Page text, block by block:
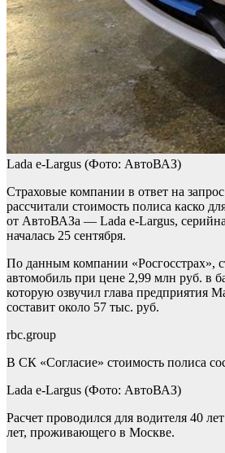
Lada e-Largus (Фото: АвтоВАЗ)
Страховые компании в ответ на
рассчитали стоимость полиса каско
от АвтоВАЗа — Lada e-Largus,
началась 25 сентября.
По данным компании «Росгосстрах»,
автомобиль при цене 2,99 млн руб. в
которую озвучил глава предприятия
составит около 57 тыс. руб.
rbc.group
В СК «Согласие» стоимость полиса
Lada e-Largus (Фото: АвтоВАЗ)
Расчет проводился для водителя 40
лет, проживающего в Москве.